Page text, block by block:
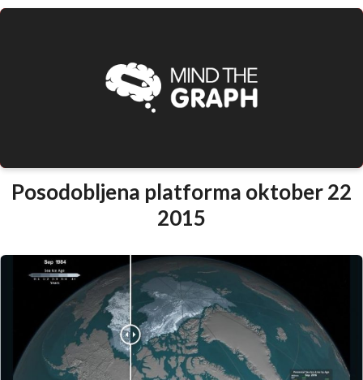
Posodobljena platforma oktober 22
2015